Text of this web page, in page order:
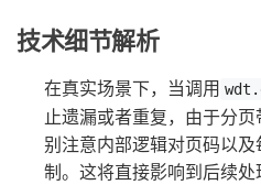
技术细节解析
在真实场景下，当调用
止遗漏或者重复，由于分
别注意内部逻辑对页码以
制。这将直接影响到后续